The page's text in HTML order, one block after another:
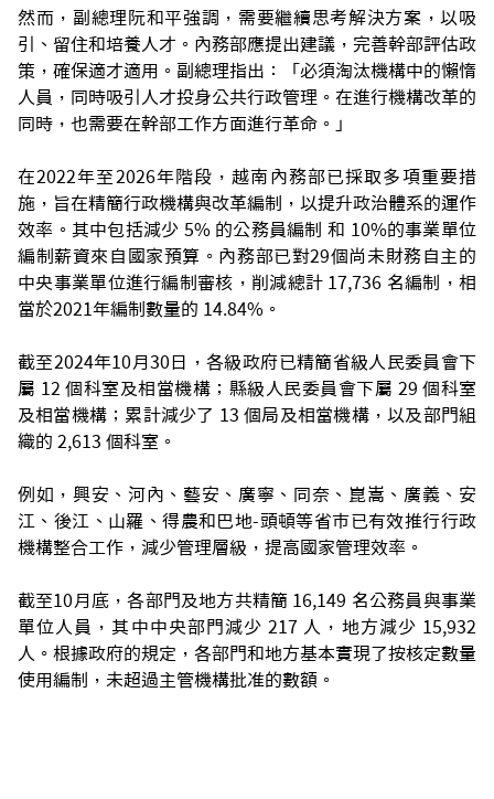
然而，副總理阮和平強調，需要繼續思考解決方案，以吸
引、留住和培養人才。內務部應提出建議，完善幹部評估政
策，確保適才適用。副總理指出：「必須淘汰機構中的懶惰
人員，同時吸引人才投身公共行政管理。在進行機構改革的
同時，也需要在幹部工作方面進行革命。」
在2022年至2026年階段，越南內務部已採取多項重要措
施，旨在精簡行政機構與改革編制，以提升政治體系的運作
效率。其中包括減少 5% 的公務員編制 和 10%的事業單位
編制薪資來自國家預算。內務部已對29個尚未財務自主的
中央事業單位進行編制審核，削減總計 17,736 名編制，相
當於2021年編制數量的 14.84%。
截至2024年10月30日，各級政府已精簡省級人民委員會下
屬 12 個科室及相當機構；縣級人民委員會下屬 29 個科室
及相當機構；累計減少了 13 個局及相當機構，以及部門組
織的 2,613 個科室。
例如，興安、河內、藝安、廣寧、同奈、崑嵩、廣義、安
江、後江、山羅、得農和巴地-頭頓等省市已有效推行行政
機構整合工作，減少管理層級，提高國家管理效率。
截至10月底，各部門及地方共精簡 16,149 名公務員與事業
單位人員，其中中央部門減少 217 人，地方減少 15,932
人。根據政府的規定，各部門和地方基本實現了按核定數量
使用編制，未超過主管機構批准的數額。